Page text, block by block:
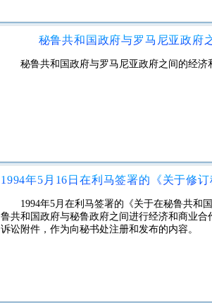
秘鲁共和国政府与罗马尼亚政府
秘鲁共和国政府与罗马尼亚政府之间的经济
1994年5月在利马签署的《关于在秘鲁共和
鲁共和国政府与秘鲁政府之间进行经济和商业
诉讼附件，作为向秘书处注册和发布的内容。